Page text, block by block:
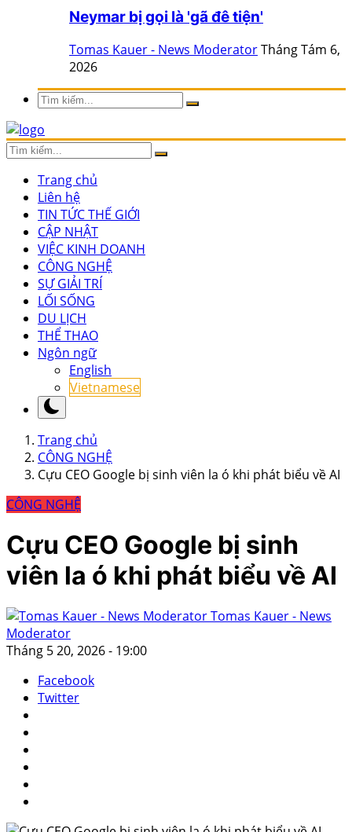
Neymar bị gọi là 'gã đê tiện'
Tomas Kauer - News ModeratorTháng Tám 6,
2026
Trang chủ
Liên hệ
TIN TỨC THẾ GIỚI
CẬP NHẬT
VIỆC KINH DOANH
CÔNG NGHỆ
SỰ GIẢI TRÍ
LỐI SỐNG
DU LỊCH
THỂ THAO
Ngôn ngữ
English
Vietnamese
Trang chủ
CÔNG NGHỆ
Cựu CEO Google bị sinh viên la ó khi phát biểu về AI
CÔNG NGHỆ
Cựu CEO Google bị sinh
viên la ó khi phát biểu về AI
Tomas Kauer - News
Moderator
Tháng 5 20, 2026 - 19:00
Facebook
Twitter